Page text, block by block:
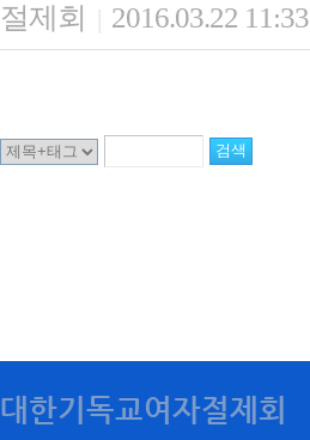
절제회 | 2016.03.22 11:33
대한기독교여자절제회